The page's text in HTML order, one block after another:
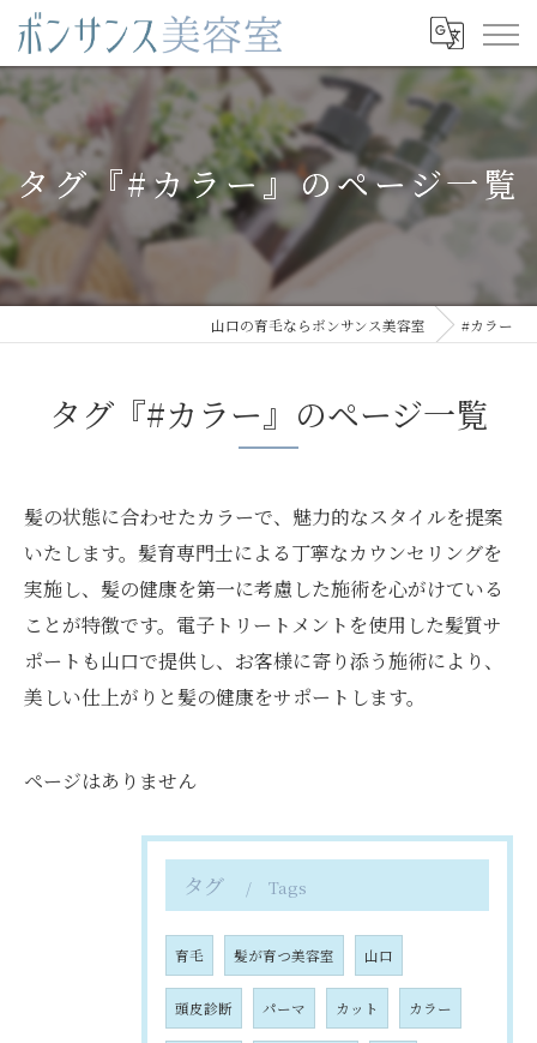
タグ『#カラー』のページ一覧
山口の育毛ならボンサンス美容室 #カラー
タグ『#カラー』のページ一覧
髪の状態に合わせたカラーで、魅力的なスタイルを提案
いたします。髪育専門士による丁寧なカウンセリングを
実施し、髪の健康を第一に考慮した施術を心がけている
ことが特徴です。電子トリートメントを使用した髪質サ
ポートも山口で提供し、お客様に寄り添う施術により、
美しい仕上がりと髪の健康をサポートします。
ページはありません
タグ Tags
育毛 髪が育つ美容室 山口
頭皮診断 パーマ カット カラー